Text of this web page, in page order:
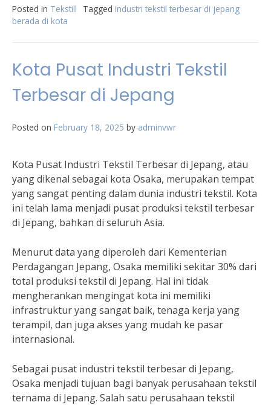
Posted in Tekstill Tagged industri tekstil terbesar di jepang
berada di kota
Kota Pusat Industri Tekstil
Terbesar di Jepang
Posted on February 18, 2025 by adminvwr
Kota Pusat Industri Tekstil Terbesar di Jepang, atau
yang dikenal sebagai kota Osaka, merupakan tempat
yang sangat penting dalam dunia industri tekstil. Kota
ini telah lama menjadi pusat produksi tekstil terbesar
di Jepang, bahkan di seluruh Asia.
Menurut data yang diperoleh dari Kementerian
Perdagangan Jepang, Osaka memiliki sekitar 30% dari
total produksi tekstil di Jepang. Hal ini tidak
mengherankan mengingat kota ini memiliki
infrastruktur yang sangat baik, tenaga kerja yang
terampil, dan juga akses yang mudah ke pasar
internasional.
Sebagai pusat industri tekstil terbesar di Jepang,
Osaka menjadi tujuan bagi banyak perusahaan tekstil
ternama di Jepang. Salah satu perusahaan tekstil